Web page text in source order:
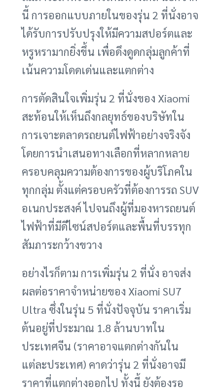
นี้ การออกแบบภายในของรุ่น 2 ที่นั่งอาจ
ได้รับการปรับปรุงให้มีความสปอร์ตและ
หรูหรามากยิ่งขึ้น เพื่อดึงดูดกลุ่มลูกค้าที่
เน้นความโดดเด่นและแตกต่าง
การตัดสินใจเพิ่มรุ่น 2 ที่นั่งของ Xiaomi
สะท้อนให้เห็นถึงกลยุทธ์ของบริษัทใน
การเจาะตลาดรถยนต์ไฟฟ้าอย่างจริงจัง
โดยการนำเสนอทางเลือกที่หลากหลาย
ครอบคลุมความต้องการของผู้บริโภคใน
ทุกกลุ่ม ตั้งแต่ครอบครัวที่ต้องการรถ SUV
อเนกประสงค์ ไปจนถึงผู้ที่มองหารถยนต์
ไฟฟ้าที่มีดีไซน์สปอร์ตและพื้นที่บรรทุก
สัมภาระกว้างขวาง
อย่างไรก็ตาม การเพิ่มรุ่น 2 ที่นั่ง อาจส่ง
ผลต่อราคาจำหน่ายของ Xiaomi SU7
Ultra ซึ่งในรุ่น 5 ที่นั่งปัจจุบัน ราคาเริ่ม
ต้นอยู่ที่ประมาณ 1.8 ล้านบาทใน
ประเทศจีน (ราคาอาจแตกต่างกันใน
แต่ละประเทศ) คาดว่ารุ่น 2 ที่นั่งอาจมี
ราคาที่แตกต่างออกไป ทั้งนี้ ยังต้องรอ